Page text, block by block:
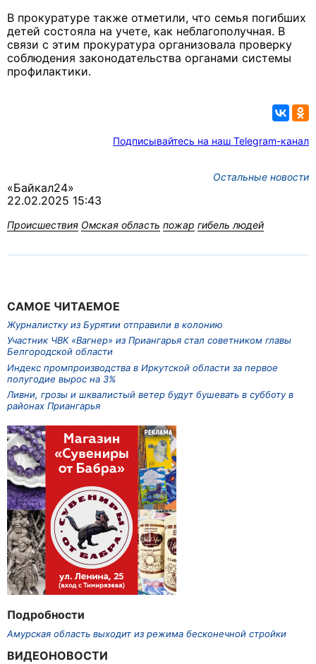
В прокуратуре также отметили, что семья погибших
детей состояла на учете, как неблагополучная. В
связи с этим прокуратура организовала проверку
соблюдения законодательства органами системы
профилактики.
Подписывайтесь на наш Telegram-канал
Остальные новости
«Байкал24»
22.02.2025 15:43
Происшествия Омская область пожар гибель людей
САМОЕ ЧИТАЕМОЕ
Журналистку из Бурятии отправили в колонию
Участник ЧВК «Вагнер» из Приангарья стал советником главы
Белгородской области
Индекс промпроизводства в Иркутской области за первое
полугодие вырос на 3%
Ливни, грозы и шквалистый ветер будут бушевать в субботу в
районах Приангарья
Подробности
Амурская область выходит из режима бесконечной стройки
ВИДЕОНОВОСТИ